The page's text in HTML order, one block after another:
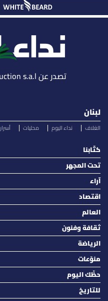
تصدر عن Lebanese Media Production s.a.l
لبنان
الغلاف نداء اليوم محليات أسرار
كتّابنا
تحت المجهر
آراء
اقتصاد
العالم
ثقافة وفنون
الرياضة
منوّعات
حظّك اليوم
للتاريخ